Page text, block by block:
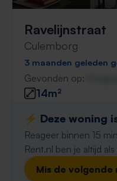
Ravelijnstraat
Culemborg
3 maanden geleden
Gevonden op:
14m²
⚡️ Deze woning
Reageer binnen 15
Rent.nl ben je altijd
Mis de